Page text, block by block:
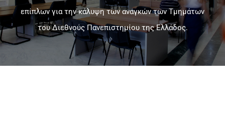
Πανεπιστημιακές Μονάδες
επίπλων για την κάλυψη των αναγκών των Τμημάτων
του Διεθνούς Πανεπιστημίου της Ελλάδος.